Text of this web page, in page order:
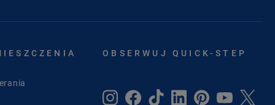
OBSERWUJ QUICK-STEP